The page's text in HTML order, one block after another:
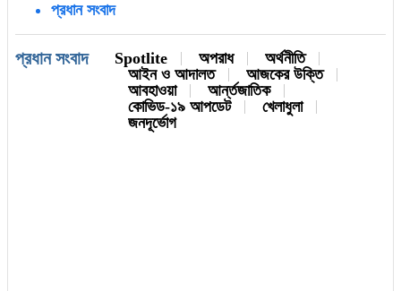
প্রধান সংবাদ
প্রধান সংবাদ Spotlite অপরাধ
অর্থনীতি
আইন ও আদালত
আজকের উক্তি
আবহাওয়া
আর্ন্তজাতিক
কোভিড-১৯ আপডেট
খেলাধুলা
জনদূর্ভোগ